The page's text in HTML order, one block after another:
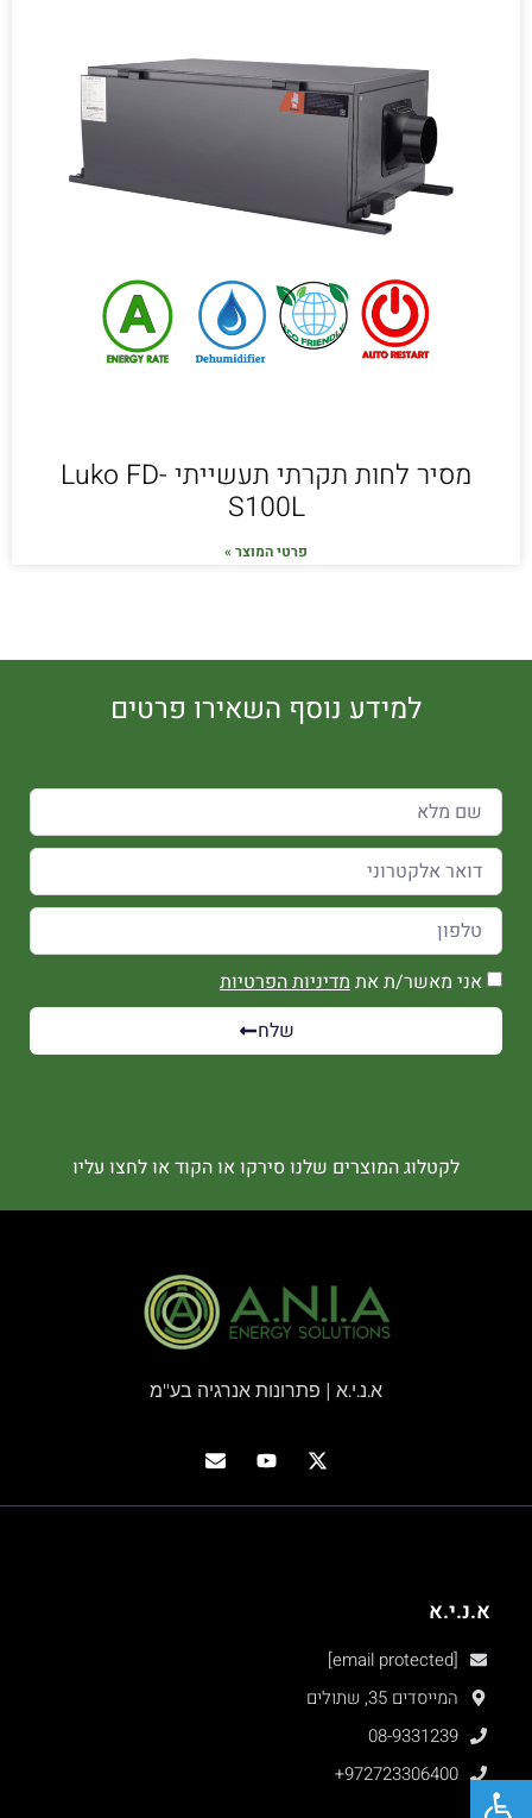
מסיר לחות תקרתי תעשייתי Luko FD-
S100L
פרטי המוצר »
למידע נוסף השאירו פרטים
אני מאשר/ת את מדיניות הפרטיות
שלח
לקטלוג המוצרים שלנו סירקו או הקוד או לחצו עליו
א.נ.י.א | פתרונות אנרגיה בע"מ
א.נ.י.א
[email protected]
המייסדים 35, שתולים
08-9331239
+972723306400פתח סרגל נגישות